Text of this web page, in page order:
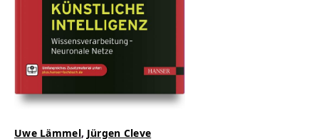
Uwe Lämmel, Jürgen Cleve